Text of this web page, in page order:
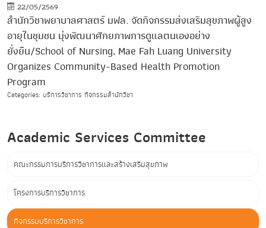
22/05/2569
สำนักวิชาพยาบาลศาสตร์ มฟล. จัดกิจกรรมส่งเสริมสุขภาพผู้สูง
อายุในชุมชน มุ่งพัฒนาศักยภาพการดูแลตนเองอย่าง
ยั่งยืน/School of Nursing, Mae Fah Luang University
Organizes Community-Based Health Promotion
Program
Categories: บริการวิชาการ กิจกรรมสำนักวิชา
Academic Services Committee
คณะกรรมการบริการวิชาการและสร้างเสริมสุขภาพ
โครงการบริการวิชาการ
กิจกรรมบริการวิชาการ